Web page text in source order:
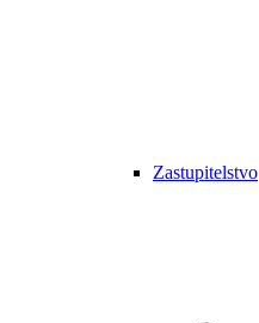
Zastupitelstvo